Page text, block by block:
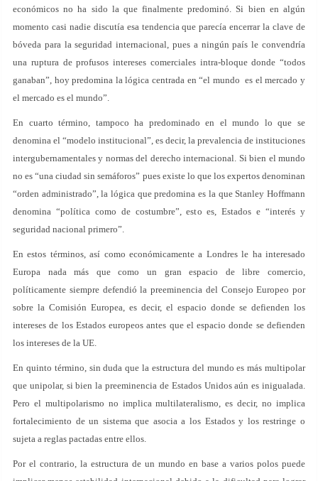
económicos no ha sido la que finalmente predominó. Si bien en algún
momento casi nadie discutía esa tendencia que parecía encerrar la clave de
bóveda para la seguridad internacional, pues a ningún país le convendría
una ruptura de profusos intereses comerciales intra-bloque donde “todos
ganaban”, hoy predomina la lógica centrada en “el mundo es el mercado y
el mercado es el mundo”.
En cuarto término, tampoco ha predominado en el mundo lo que se
denomina el “modelo institucional”, es decir, la prevalencia de instituciones
intergubernamentales y normas del derecho internacional. Si bien el mundo
no es “una ciudad sin semáforos” pues existe lo que los expertos denominan
“orden administrado”, la lógica que predomina es la que Stanley Hoffmann
denomina “política como de costumbre”, esto es, Estados e “interés y
seguridad nacional primero”.
En estos términos, así como económicamente a Londres le ha interesado
Europa nada más que como un gran espacio de libre comercio,
políticamente siempre defendió la preeminencia del Consejo Europeo por
sobre la Comisión Europea, es decir, el espacio donde se defienden los
intereses de los Estados europeos antes que el espacio donde se defienden
los intereses de la UE.
En quinto término, sin duda que la estructura del mundo es más multipolar
que unipolar, si bien la preeminencia de Estados Unidos aún es inigualada.
Pero el multipolarismo no implica multilateralismo, es decir, no implica
fortalecimiento de un sistema que asocia a los Estados y los restringe o
sujeta a reglas pactadas entre ellos.
Por el contrario, la estructura de un mundo en base a varios polos puede